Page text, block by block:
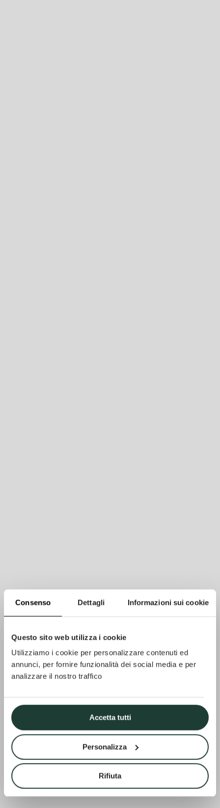
Consenso Dettagli Informazioni sui cookie
Questo sito web utilizza i cookie
Utilizziamo i cookie per personalizzare contenuti ed
annunci, per fornire funzionalità dei social media e per
analizzare il nostro traffico
Accetta tutti
Personalizza
Rifiuta
PROJET
Hotel Beatus
– Wellness
&amp; Spa